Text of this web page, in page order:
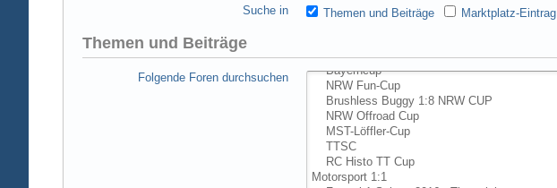
Suche in
Themen und Beiträge Marktplatz-Eintrag
Themen und Beiträge
Folgende Foren durchsuchen